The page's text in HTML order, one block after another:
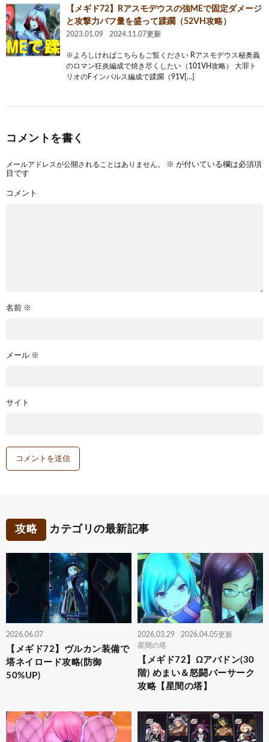
【メギド72】Rアスモデウスの強MEで固定ダメージ
と攻撃力バフ量を盛って蹂躙（52VH攻略）
2023.01.09 2024.11.07更新
※よろしければこちらもご覧ください Rアスモデウス秘奥義
のロマン狂炎編成で焼き尽くしたい（101VH攻略） 大罪ト
リオのFインパルス編成で蹂躙（91V[…]
コメントを書く
メールアドレスが公開されることはありません。 ※ が付いている欄は必須項
目です
コメント
名前 ※
メール ※
サイト
攻略 カテゴリの最新記事
2026.06.07
【メギド72】ヴルカン装備で
塔ネイロード攻略(防御
50%UP)
2026.03.29
2026.04.05更新
星間の塔
【メギド72】Ωアバドン(30
階) めまい＆怒闘バーサーク
攻略【星間の塔】